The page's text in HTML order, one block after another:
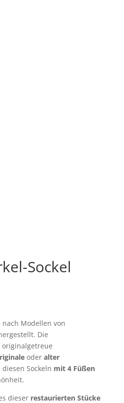
Sockel
Modellen von
Die
originalgetreue
oder alter
Sockeln mit 4 Füßen
dieser restaurierten Stücke